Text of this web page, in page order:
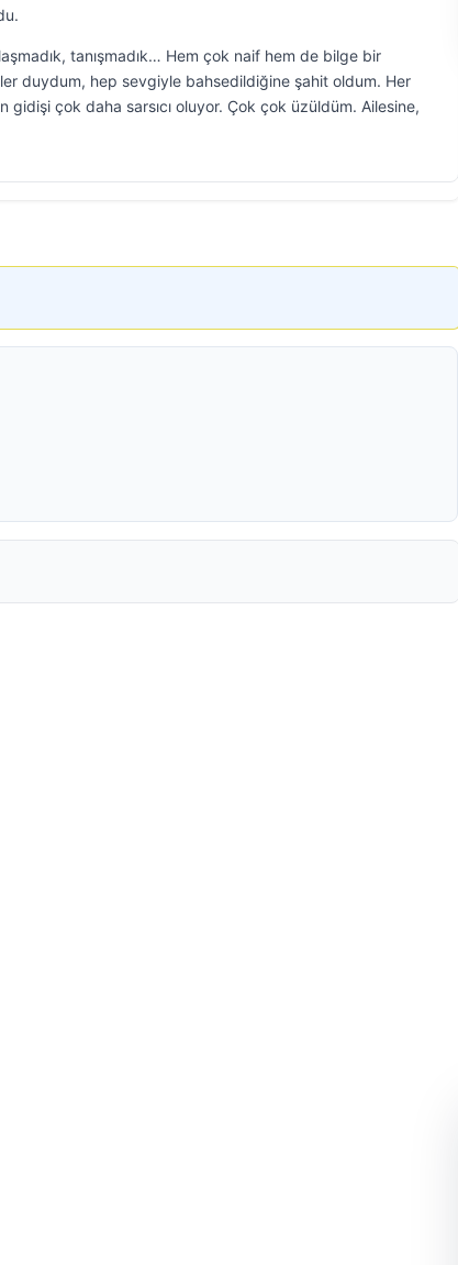
tanışmadık… Hem çok naif hem de bilge bir
duydum, hep sevgiyle bahsedildiğine şahit oldum. Her
çok daha sarsıcı oluyor. Çok çok üzüldüm. Ailesine,